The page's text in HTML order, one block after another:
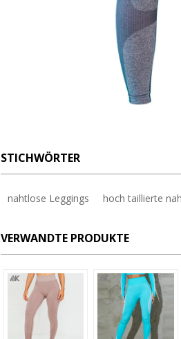
STICHWÖRTER
nahtlose Leggings hoch taillierte
VERWANDTE PRODUKTE